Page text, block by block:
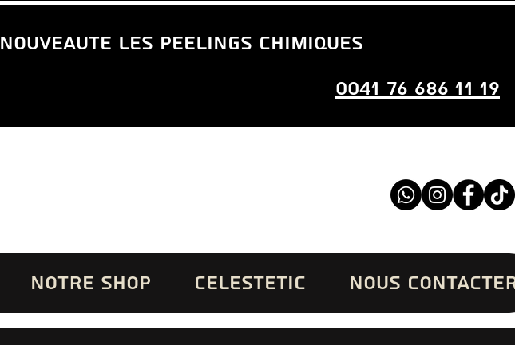
nouveaute les peelings chimiques
0041 76 686 11 19
NOTRE SHOP CELESTETIC NOUS